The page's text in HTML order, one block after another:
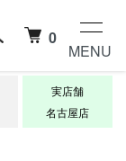
0
MENU
実店舗
名古屋店